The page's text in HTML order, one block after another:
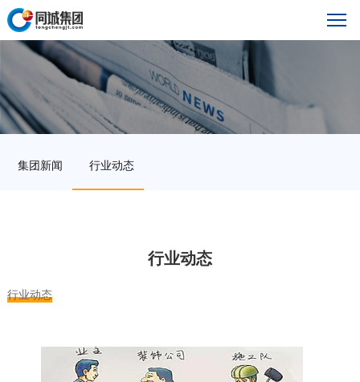
集团新闻 行业动态
行业动态
行业动态